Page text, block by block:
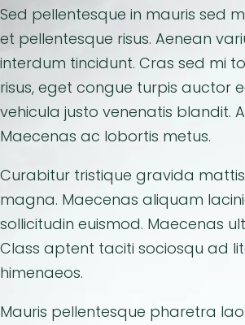
Sed pellentesque in mauris sed
et pellentesque risus. Aenean
interdum tincidunt. Cras sed mi
risus, eget congue turpis auctor
vehicula justo venenatis blandit.
Maecenas ac lobortis metus.
Curabitur tristique gravida
magna. Maecenas aliquam
sollicitudin euismod. Maecenas
Class aptent taciti sociosqu ad
himenaeos.
Mauris pellentesque pharetra